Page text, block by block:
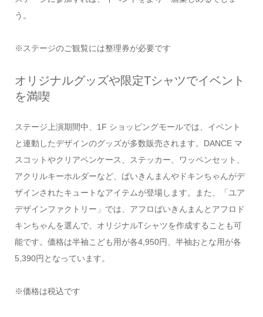
う。
※ステージのご観覧には整理券が必要です
オリジナルグッズや限定Tシャツでイベント
を満喫
ステージ上演期間中、1F ショッピングモールでは、イベント
と連動したデザインのグッズが多数販売されます。DANCE マ
スコットやクリアペンケース、ステッカー、ワッペンセット、
アクリルキーホルダーなど、ばいきんまんやドキンちゃんがデ
ザインされたキュートなアイテムが登場します。また、「ユア
デザインファクトリー」では、アフロばいきんまんとアフロド
キンちゃんを選んで、オリジナルTシャツを作成することも可
能です。価格は半袖こども用が各4,950円、半袖おとな用が各
5,390円となっています。
※価格は税込です